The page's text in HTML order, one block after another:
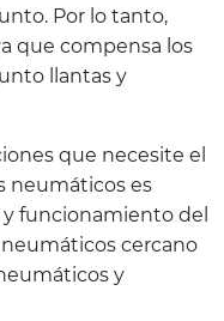
Por lo tanto,
que compensa los
llantas y
que necesite el
neumáticos es
funcionamiento del
cercano
y